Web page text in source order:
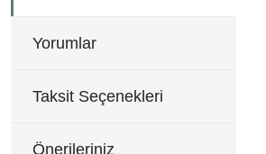
Yorumlar
Taksit Seçenekleri
Önerileriniz